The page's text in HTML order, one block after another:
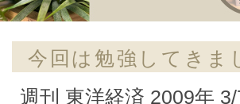
今回は勉強してきま
週刊 東洋経済 2009年